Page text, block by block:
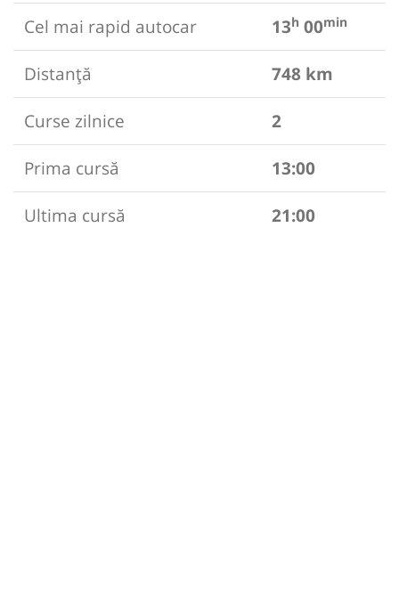
Cel mai rapid autocar
13h 00min
Distanță
748 km
Curse zilnice
2
Prima cursă
13:00
Ultima cursă
21:00